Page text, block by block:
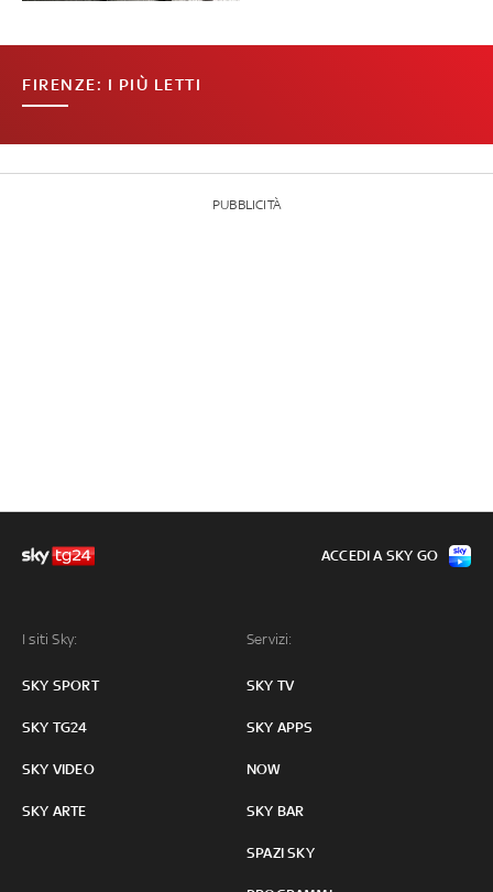
FIRENZE: I PIÙ LETTI
PUBBLICITÀ
I siti Sky:
SKY SPORT
SKY TG24
SKY VIDEO
SKY ARTE
Servizi:
SKY TV
SKY APPS
NOW
SKY BAR
SPAZI SKY
ACCEDI A SKY GO